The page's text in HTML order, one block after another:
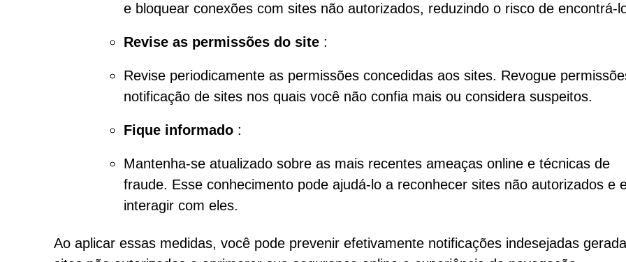
e bloquear conexões com sites não autorizados, reduzindo o risco de encontrá-
Revise as permissões do site :
Revise periodicamente as permissões concedidas aos sites. Revogue
notificação de sites nos quais você não confia mais ou considera suspeitos.
Fique informado :
Mantenha-se atualizado sobre as mais recentes ameaças online e técnicas de
fraude. Esse conhecimento pode ajudá-lo a reconhecer sites não autorizados e
interagir com eles.
Ao aplicar essas medidas, você pode prevenir efetivamente notificações indesejadas